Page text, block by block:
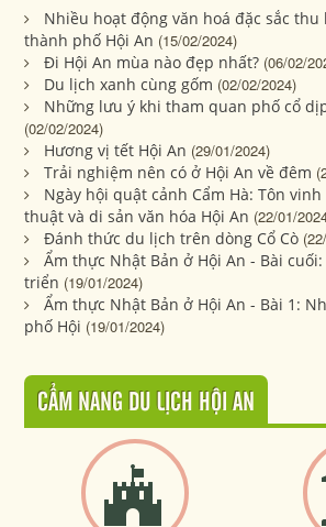
Nhiều hoạt động văn hoá đặc sắc
thành phố Hội An (15/02/2024)
Đi Hội An mùa nào đẹp nhất? (06/02/
Du lịch xanh cùng gốm (02/02/2024)
Những lưu ý khi tham quan phố cổ
(02/02/2024)
Hương vị tết Hội An (29/01/2024)
Trải nghiệm nên có ở Hội An về đêm
Ngày hội quật cảnh Cẩm Hà: Tôn
thuật và di sản văn hóa Hội An (22/01/
Đánh thức du lịch trên dòng Cổ Cò
Ẩm thực Nhật Bản ở Hội An - Bài
triển (19/01/2024)
Ẩm thực Nhật Bản ở Hội An - Bài 1:
phố Hội (19/01/2024)
CẨM NANG DU LỊCH HỘI AN